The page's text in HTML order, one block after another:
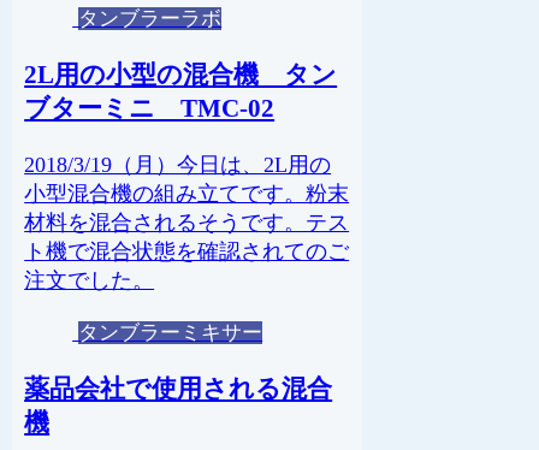
タンブラーラボ
2L用の小型の混合機 タン
ブターミニ TMC-02
2018/3/19（月）今日は、2L用の
小型混合機の組み立てです。粉末
材料を混合されるそうです。テス
ト機で混合状態を確認されてのご
注文でした。
タンブラーミキサー
薬品会社で使用される混合
機